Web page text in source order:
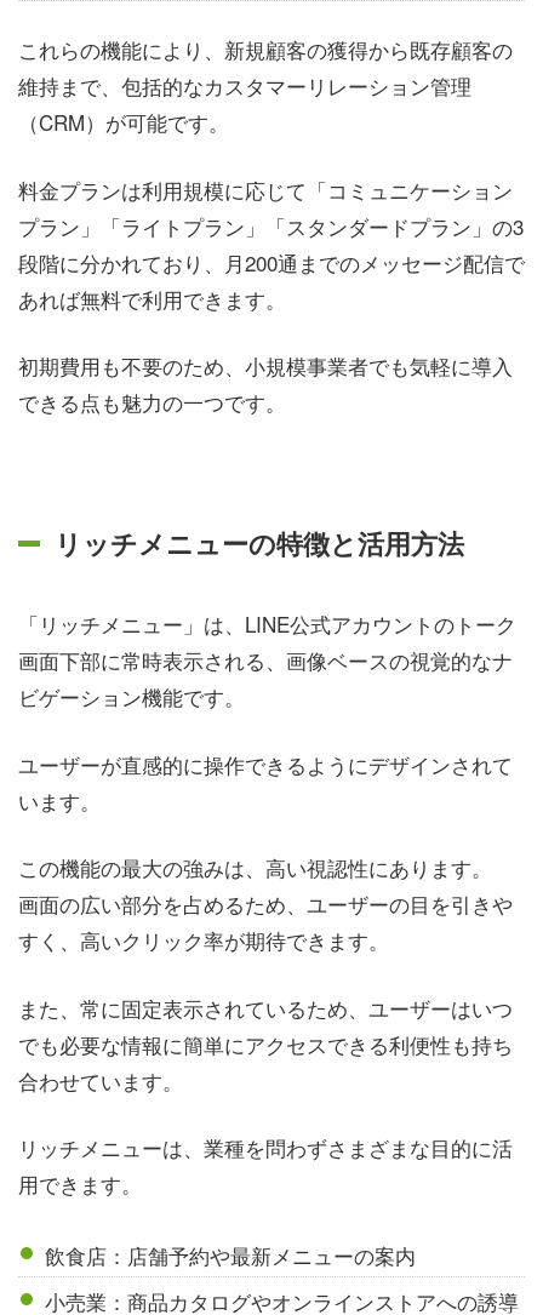
これらの機能により、新規顧客の獲得から既存顧客の
維持まで、包括的なカスタマーリレーション管理
（CRM）が可能です。
料金プランは利用規模に応じて「コミュニケーション
プラン」「ライトプラン」「スタンダードプラン」の3
段階に分かれており、月200通までのメッセージ配信で
あれば無料で利用できます。
初期費用も不要のため、小規模事業者でも気軽に導入
できる点も魅力の一つです。
リッチメニューの特徴と活用方法
「リッチメニュー」は、LINE公式アカウントのトーク
画面下部に常時表示される、画像ベースの視覚的なナ
ビゲーション機能です。
ユーザーが直感的に操作できるようにデザインされて
います。
この機能の最大の強みは、高い視認性にあります。
画面の広い部分を占めるため、ユーザーの目を引きや
すく、高いクリック率が期待できます。
また、常に固定表示されているため、ユーザーはいつ
でも必要な情報に簡単にアクセスできる利便性も持ち
合わせています。
リッチメニューは、業種を問わずさまざまな目的に活
用できます。
飲食店：店舗予約や最新メニューの案内
小売業：商品カタログやオンラインストアへの誘導